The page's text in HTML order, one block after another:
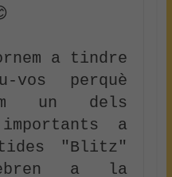
a tindre
vos perquè
un dels
a
"Blitz"
a la